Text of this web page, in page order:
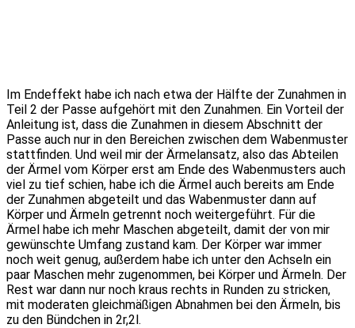
Im Endeffekt habe ich nach etwa der Hälfte der Zunahmen in
Teil 2 der Passe aufgehört mit den Zunahmen. Ein Vorteil der
Anleitung ist, dass die Zunahmen in diesem Abschnitt der
Passe auch nur in den Bereichen zwischen dem Wabenmuster
stattfinden. Und weil mir der Ärmelansatz, also das Abteilen
der Ärmel vom Körper erst am Ende des Wabenmusters auch
viel zu tief schien, habe ich die Ärmel auch bereits am Ende
der Zunahmen abgeteilt und das Wabenmuster dann auf
Körper und Ärmeln getrennt noch weitergeführt. Für die
Ärmel habe ich mehr Maschen abgeteilt, damit der von mir
gewünschte Umfang zustand kam. Der Körper war immer
noch weit genug, außerdem habe ich unter den Achseln ein
paar Maschen mehr zugenommen, bei Körper und Ärmeln. Der
Rest war dann nur noch kraus rechts in Runden zu stricken,
mit moderaten gleichmäßigen Abnahmen bei den Ärmeln, bis
zu den Bündchen in 2r,2l.